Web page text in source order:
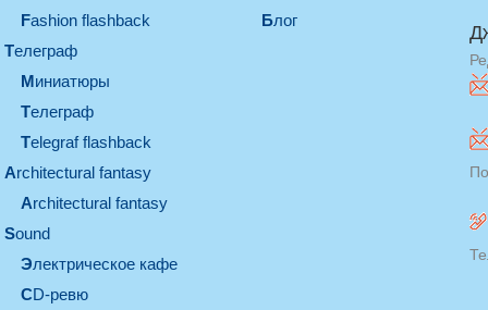
Fashion flashback
телеграф
миниатюры
телеграф
Telegraf flashback
architectural fantasy
architectural fantasy
sound
электрическое кафе
CD-ревю
Блог